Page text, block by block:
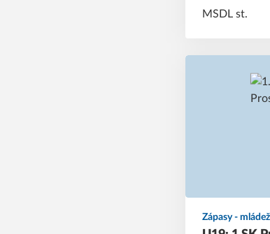
MSDL st.
Zápasy - mládež